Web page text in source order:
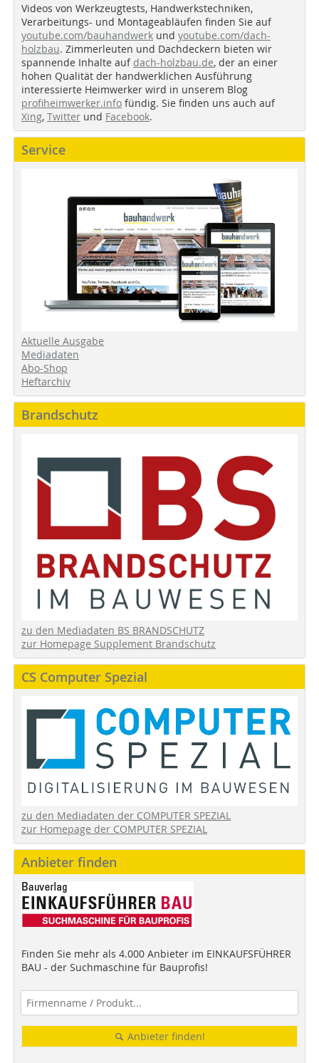
Videos von Werkzeugtests, Handwerkstechniken,
Verarbeitungs- und Montageabläufen finden Sie auf
youtube.com/bauhandwerk und youtube.com/dach-
holzbau. Zimmerleuten und Dachdeckern bieten wir
spannende Inhalte auf dach-holzbau.de, der an einer
hohen Qualität der handwerklichen Ausführung
interessierte Heimwerker wird in unserem Blog
profiheimwerker.info fündig. Sie finden uns auch auf
Xing, Twitter und Facebook.
Service
Aktuelle Ausgabe
Mediadaten
Abo-Shop
Heftarchiv
Brandschutz
zu den Mediadaten BS BRANDSCHUTZ
zur Homepage Supplement Brandschutz
CS Computer Spezial
zu den Mediadaten der COMPUTER SPEZIAL
zur Homepage der COMPUTER SPEZIAL
Anbieter finden
Finden Sie mehr als 4.000 Anbieter im EINKAUFSFÜHRER
BAU - der Suchmaschine für Bauprofis!
Anbieter finden!